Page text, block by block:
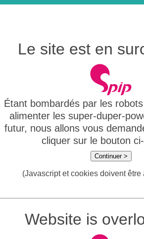
Le site est en
Étant bombardés par les
alimenter les super-duper-
futur, nous allons vous
cliquer sur le bouton
Continuer >
(Javascript et cookies doivent être
Website is